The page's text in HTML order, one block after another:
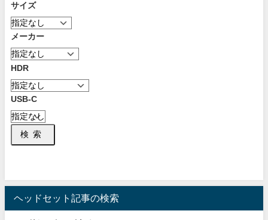
サイズ
メーカー
HDR
USB-C
検索
ヘッドセット記事の検索